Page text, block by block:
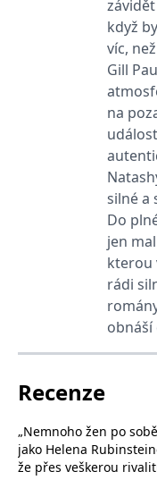
když
víc,
Gill
na
silné a
Do
jen
kterou
rádi
obnáší
Recenze
„Nemnoho žen po
jako Helena
že přes veškerou
Adform
.adform.net
Meta
Inc.
.grada.cz
Microsoft
.c.bing.com
Microsoft
.c.clarity.ms
Google LLC
.grada.cz
_uetsid
Microsoft
.grada.cz